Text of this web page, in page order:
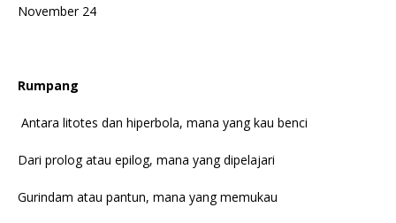
November 24
Rumpang
Antara litotes dan hiperbola, mana yang kau benci
Dari prolog atau epilog, mana yang dipelajari
Gurindam atau pantun, mana yang memukau